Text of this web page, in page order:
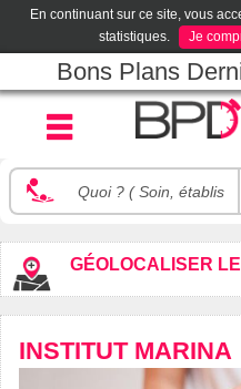
En continuant sur ce site, vous
statistiques.
Je
Bons Plans
GÉOLOCALISER
INSTITUT MARINA